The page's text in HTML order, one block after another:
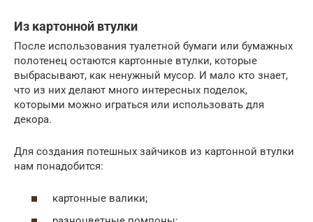
Из картонной втулки
После использования туалетной бумаги или бумажных
полотенец остаются картонные втулки, которые
выбрасывают, как ненужный мусор. И мало кто знает,
что из них делают много интересных поделок,
которыми можно играться или использовать для
декора.
Для создания потешных зайчиков из картонной втулки
нам понадобится:
картонные валики;